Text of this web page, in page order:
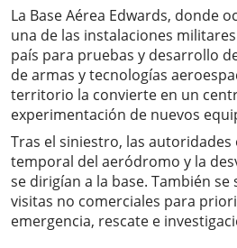
La Base Aérea Edwards, donde
una de las instalaciones
país para pruebas y desarrollo
de armas y tecnologías
territorio la convierte en un
experimentación de nuevos
Tras el siniestro, las
temporal del aeródromo y la
se dirigían a la base. También
visitas no comerciales para
emergencia, rescate e